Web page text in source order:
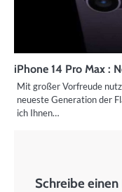
iPhone 14 Pro Max :
Mit großer Vorfreude
neueste Generation der
ich Ihnen…
Schreibe